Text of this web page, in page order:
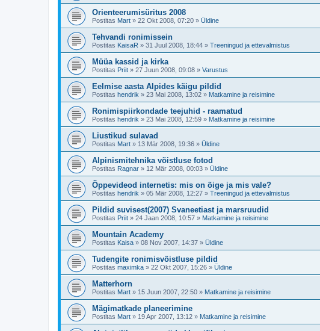
Orienteerumisüritus 2008
Postitas Mart » 22 Okt 2008, 07:20 » Üldine
Tehvandi ronimissein
Postitas KaisaR » 31 Juul 2008, 18:44 » Treeningud ja ettevalmistus
Müüa kassid ja kirka
Postitas Priit » 27 Juun 2008, 09:08 » Varustus
Eelmise aasta Alpides käigu pildid
Postitas hendrik » 23 Mai 2008, 13:02 » Matkamine ja reisimine
Ronimispiirkondade teejuhid - raamatud
Postitas hendrik » 23 Mai 2008, 12:59 » Matkamine ja reisimine
Liustikud sulavad
Postitas Mart » 13 Mär 2008, 19:36 » Üldine
Alpinismitehnika võistluse fotod
Postitas Ragnar » 12 Mär 2008, 00:03 » Üldine
Õppevideod internetis: mis on õige ja mis vale?
Postitas hendrik » 05 Mär 2008, 12:27 » Treeningud ja ettevalmistus
Pildid suvisest(2007) Svaneetiast ja marsruudid
Postitas Priit » 24 Jaan 2008, 10:57 » Matkamine ja reisimine
Mountain Academy
Postitas Kaisa » 08 Nov 2007, 14:37 » Üldine
Tudengite ronimisvõistluse pildid
Postitas maximka » 22 Okt 2007, 15:26 » Üldine
Matterhorn
Postitas Mart » 15 Juun 2007, 22:50 » Matkamine ja reisimine
Mägimatkade planeerimine
Postitas Mart » 19 Apr 2007, 13:12 » Matkamine ja reisimine